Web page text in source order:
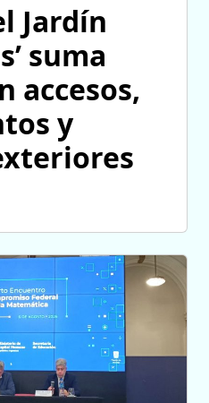
Jardín
suma
accesos,
y